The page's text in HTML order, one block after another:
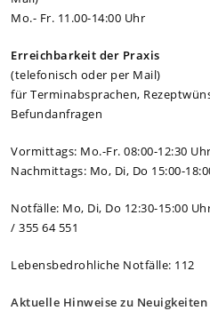
Mo.- Fr. 11.00-14:00 Uhr
Erreichbarkeit der Praxis
(telefonisch oder per Mail)
für Terminabsprachen,
Befundanfragen
Vormittags: Mo.-Fr. 08:00-12:30 Uhr
Nachmittags: Mo, Di, Do 15:00-
Notfälle: Mo, Di, Do 12:30-15:00
/ 355 64 551
Lebensbedrohliche Notfälle: 112
Aktuelle Hinweise zu Neuigkeiten